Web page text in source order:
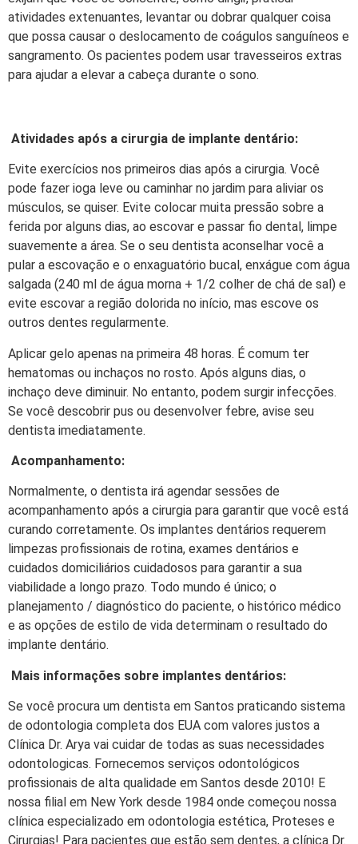
atividades extenuantes, levantar ou dobrar qualquer coisa
que possa causar o deslocamento de coágulos sanguíneos e
sangramento. Os pacientes podem usar travesseiros extras
para ajudar a elevar a cabeça durante o sono.
Atividades após a cirurgia de implante dentário:
Evite exercícios nos primeiros dias após a cirurgia. Você
pode fazer ioga leve ou caminhar no jardim para aliviar os
músculos, se quiser. Evite colocar muita pressão sobre a
ferida por alguns dias, ao escovar e passar fio dental, limpe
suavemente a área. Se o seu dentista aconselhar você a
pular a escovação e o enxaguatório bucal, enxágue com água
salgada (240 ml de água morna + 1/2 colher de chá de sal) e
evite escovar a região dolorida no início, mas escove os
outros dentes regularmente.
Aplicar gelo apenas na primeira 48 horas. É comum ter
hematomas ou inchaços no rosto. Após alguns dias, o
inchaço deve diminuir. No entanto, podem surgir infecções.
Se você descobrir pus ou desenvolver febre, avise seu
dentista imediatamente.
Acompanhamento:
Normalmente, o dentista irá agendar sessões de
acompanhamento após a cirurgia para garantir que você está
curando corretamente. Os implantes dentários requerem
limpezas profissionais de rotina, exames dentários e
cuidados domiciliários cuidadosos para garantir a sua
viabilidade a longo prazo. Todo mundo é único; o
planejamento / diagnóstico do paciente, o histórico médico
e as opções de estilo de vida determinam o resultado do
implante dentário.
Mais informações sobre implantes dentários:
Se você procura um dentista em Santos praticando sistema
de odontologia completa dos EUA com valores justos a
Clínica Dr. Arya vai cuidar de todas as suas necessidades
odontologicas. Fornecemos serviços odontológicos
profissionais de alta qualidade em Santos desde 2010! E
nossa filial em New York desde 1984 onde começou nossa
clínica especializado em odontologia estética, Proteses e
Cirurgias! Para pacientes que estão sem dentes, a clínica Dr.